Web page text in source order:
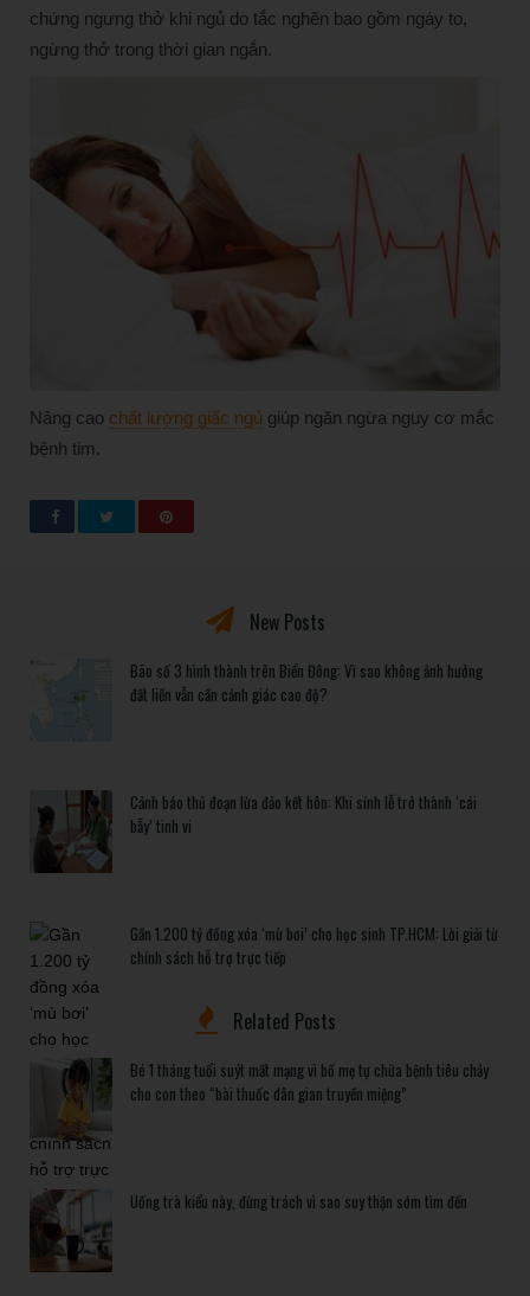
chứng ngưng thở khi ngủ do tắc nghẽn bao gồm ngáy to,
ngừng thở trong thời gian ngắn.
Nâng cao chất lượng giấc ngủ giúp ngăn ngừa nguy cơ mắc
bệnh tim.
New Posts
Bão số 3 hình thành trên Biển Đông: Vì sao không ảnh hưởng
đất liền vẫn cần cảnh giác cao độ?
Cảnh báo thủ đoạn lừa đảo kết hôn: Khi sính lễ trở thành ‘cái
bẫy’ tinh vi
Gần 1.200 tỷ đồng xóa ‘mù bơi’ cho học sinh TP.HCM: Lời giải từ
chính sách hỗ trợ trực tiếp
Related Posts
Bé 1 tháng tuổi suýt mất mạng vì bố mẹ tự chữa bệnh tiêu chảy
cho con theo “bài thuốc dân gian truyền miệng”
Uống trà kiểu này, đừng trách vì sao suy thận sớm tìm đến